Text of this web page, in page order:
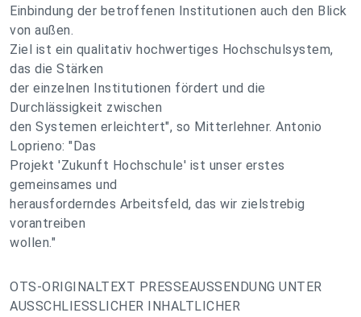
Einbindung der betroffenen Institutionen auch den Blick
von außen.
Ziel ist ein qualitativ hochwertiges Hochschulsystem,
das die Stärken
der einzelnen Institutionen fördert und die
Durchlässigkeit zwischen
den Systemen erleichtert", so Mitterlehner. Antonio
Loprieno: "Das
Projekt 'Zukunft Hochschule' ist unser erstes
gemeinsames und
herausforderndes Arbeitsfeld, das wir zielstrebig
vorantreiben
wollen."
OTS-ORIGINALTEXT PRESSEAUSSENDUNG UNTER
AUSSCHLIESSLICHER INHALTLICHER